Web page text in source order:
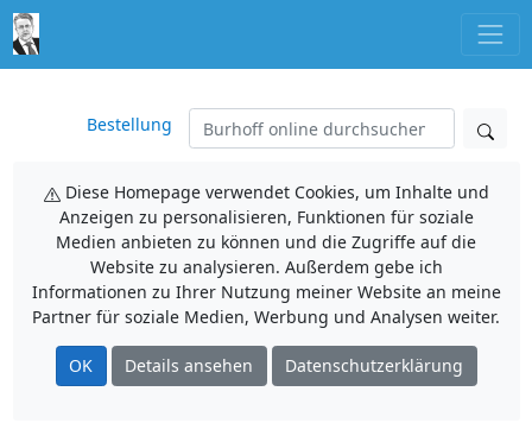
Bestellung
Diese Homepage verwendet Cookies, um Inhalte und
Anzeigen zu personalisieren, Funktionen für soziale
Medien anbieten zu können und die Zugriffe auf die
Website zu analysieren. Außerdem gebe ich
Informationen zu Ihrer Nutzung meiner Website an meine
Partner für soziale Medien, Werbung und Analysen weiter.
OK Details ansehen Datenschutzerklärung